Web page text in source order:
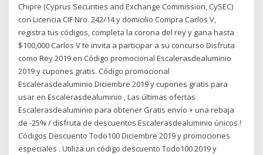
Chipre (Cyprus Securities and Exchange Commission, CySEC)
con Licencia CIF Nro. 242/14 y domicilio Compra Carlos V,
registra tus códigos, completa la corona del rey y gana hasta
$100,000 Carlos V te invita a participar a su concurso Disfruta
como Rey 2019 en Código promocional Escalerasdealuminio
2019 y cupones gratis. Código promocional
Escalerasdealuminio Diciembre 2019 y cupones gratis para
usar en Escalerasdealuminio , Las últimas ofertas
Escalerasdealuminio para obtener Gratis envío + una rebaja
de -25% / disfruta de descuentos Escalerasdealuminio únicos !
Códigos Descuento Todo100 Diciembre 2019 y promociones
especiales . Utiliza un código descuento Todo100 2019 y